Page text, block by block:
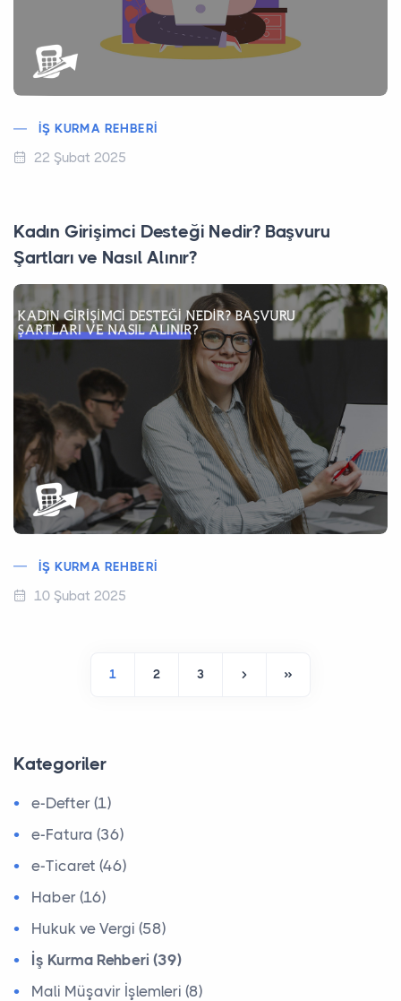
İŞ KURMA REHBERI
22 Şubat 2025
Kadın Girişimci Desteği Nedir? Başvuru
Şartları ve Nasıl Alınır?
İŞ KURMA REHBERI
10 Şubat 2025
1 2 3
Kategoriler
e-Defter (1)
e-Fatura (36)
e-Ticaret (46)
Haber (16)
Hukuk ve Vergi (58)
İş Kurma Rehberi (39)
Mali Müşavir İşlemleri (8)